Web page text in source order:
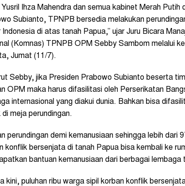
Yusril Ihza Mahendra dan semua kabinet Merah Putih
Subianto, TPNPB bersedia melakukan
Indonesia di atas tanah Papua,” ujar Juru Bicara
(Komnas) TPNPB OPM Sebby Sambom melalui
Jumat (11/7).
Sebby, jika Presiden Prabowo Subianto beserta
OPM maka harus difasilitasi oleh Perserikatan
internasional yang diakui dunia. Bahkan bisa
di meja perundingan.
perundingan demi kemanusiaan sehingga lebih dari
konflik bersenjata di tanah Papua bisa kembali ke
bantuan kemanusiaan dari berbagai lembaga
kini, puluhan ribu warga sipil korban konflik